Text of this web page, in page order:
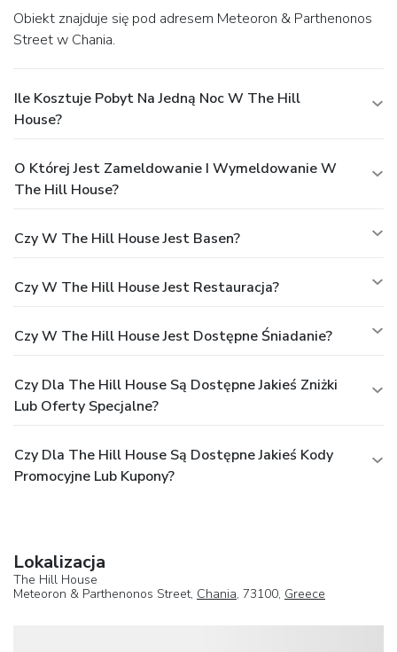
Obiekt znajduje się pod adresem Meteoron & Parthenonos
Street w Chania.
Ile Kosztuje Pobyt Na Jedną Noc W The Hill
House?
O Której Jest Zameldowanie I Wymeldowanie W
The Hill House?
Czy W The Hill House Jest Basen?
Czy W The Hill House Jest Restauracja?
Czy W The Hill House Jest Dostępne Śniadanie?
Czy Dla The Hill House Są Dostępne Jakieś Zniżki
Lub Oferty Specjalne?
Czy Dla The Hill House Są Dostępne Jakieś Kody
Promocyjne Lub Kupony?
Lokalizacja
The Hill House
Meteoron & Parthenonos Street, Chania, 73100, Greece